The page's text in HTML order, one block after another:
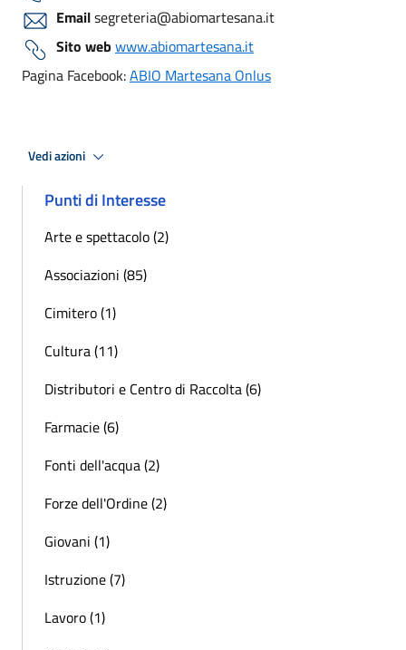
Emailsegreteria@abiomartesana.it
Sito web www.abiomartesana.it
Pagina Facebook:ABIO Martesana Onlus
Vedi azioni
Punti di Interesse
Arte e spettacolo (2)
Associazioni (85)
Cimitero (1)
Cultura (11)
Distributori e Centro di Raccolta (6)
Farmacie (6)
Fonti dell'acqua (2)
Forze dell'Ordine (2)
Giovani (1)
Istruzione (7)
Lavoro (1)